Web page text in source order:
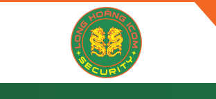
Giáp - TP Trà Vinh - T. Trà Vinh